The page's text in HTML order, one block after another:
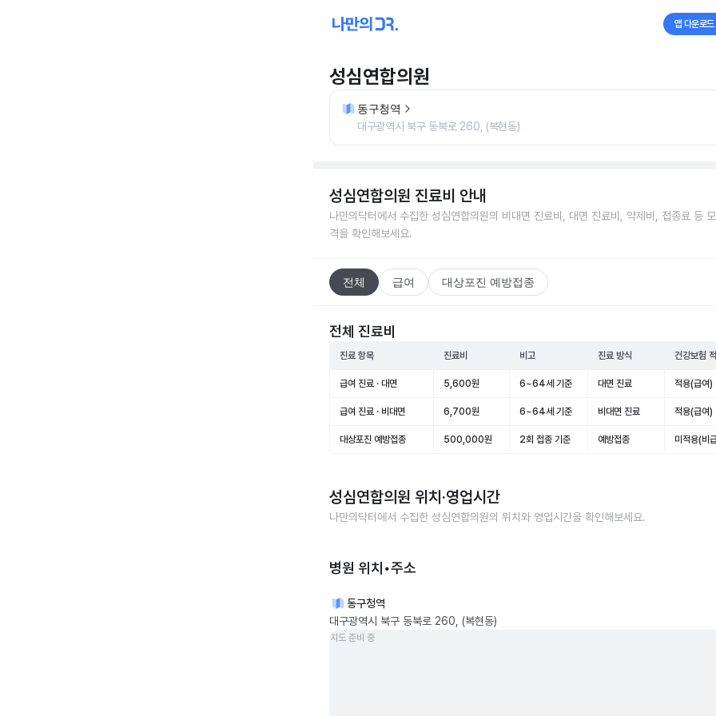
앱 다운로드
성심연합의원
동구청역
대구광역시 북구 동북로 260, (복현동)
성심연합의원 진료비 안내
나만의닥터에서 수집한 성심연합의원의 비대면 진료비, 대면 진료비, 약제비, 접종료 등
격을 확인해보세요.
전체 급여 대상포진 예방접종
전체 진료비
진료 항목 진료비 비고 진료 방식 건강보험
급여 진료 · 대면 5,600원 6~64세 기준 대면 진료 적용(급여)
급여 진료 · 비대면 6,700원 6~64세 기준 비대면 진료 적용(급여)
대상포진 예방접종 500,000원 2회 접종 기준 예방접종 미적용(비
성심연합의원 위치·영업시간
나만의닥터에서 수집한 성심연합의원의 위치와 영업시간을 확인해보세요.
병원 위치•주소
동구청역
대구광역시 북구 동북로 260, (복현동)
지도 준비 중